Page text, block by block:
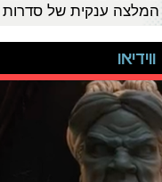
המלצה ענקית של סדרות
ווידיאו